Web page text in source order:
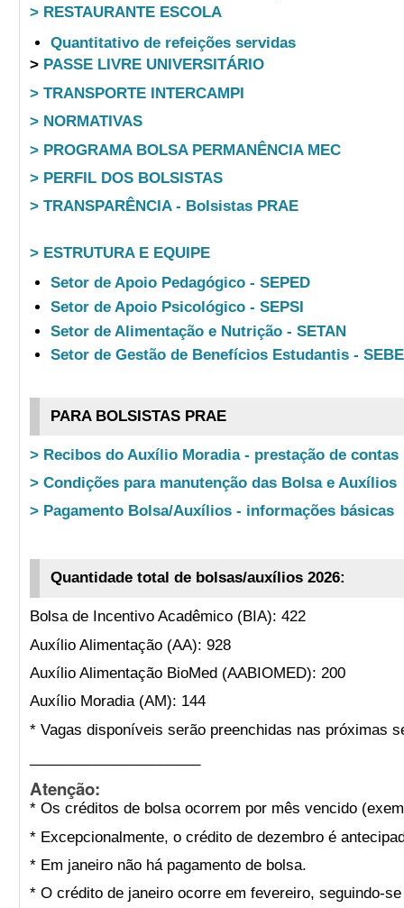
> RESTAURANTE ESCOLA
Quantitativo de refeições servidas
> PASSE LIVRE UNIVERSITÁRIO
> TRANSPORTE INTERCAMPI
> NORMATIVAS
> PROGRAMA BOLSA PERMANÊNCIA MEC
> PERFIL DOS BOLSISTAS
> TRANSPARÊNCIA - Bolsistas PRAE
> ESTRUTURA E EQUIPE
Setor de Apoio Pedagógico - SEPED
Setor de Apoio Psicológico - SEPSI
Setor de Alimentação e Nutrição - SETAN
Setor de Gestão de Benefícios Estudantis -
PARA BOLSISTAS PRAE
> Recibos do Auxílio Moradia - prestação de contas
> Condições para manutenção das Bolsa e Auxílios
> Pagamento Bolsa/Auxílios - informações básicas
Quantidade total de bolsas/auxílios 2026:
Bolsa de Incentivo Acadêmico (BIA): 422
Auxílio Alimentação (AA): 928
Auxílio Alimentação BioMed (AABIOMED): 200
Auxílio Moradia (AM): 144
* Vagas disponíveis serão preenchidas nas próximas
Atenção:
* Os créditos de bolsa ocorrem por mês vencido
* Excepcionalmente, o crédito de dezembro é
* Em janeiro não há pagamento de bolsa.
* O crédito de janeiro ocorre em fevereiro, seguindo-